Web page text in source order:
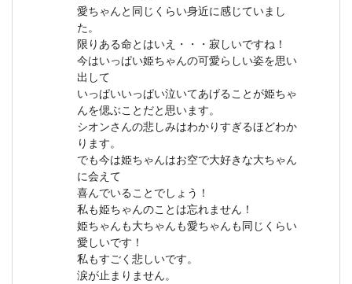
愛ちゃんと同じくらい身近に感じていまし
た。
限りある命とはいえ・・・寂しいですね！
今はいっぱい姫ちゃんの可愛らしい姿を思い
出して
いっぱいいっぱい泣いてあげることが姫ちゃ
んを偲ぶことだと思います。
シオンさんの悲しみはわかりすぎるほどわか
ります。
でも今は姫ちゃんはお空で大好きな大ちゃん
に会えて
喜んでいることでしょう！
私も姫ちゃんのことは忘れません！
姫ちゃんも大ちゃんも愛ちゃんも同じくらい
愛しいです！
私もすごく悲しいです。
涙が止まりません。